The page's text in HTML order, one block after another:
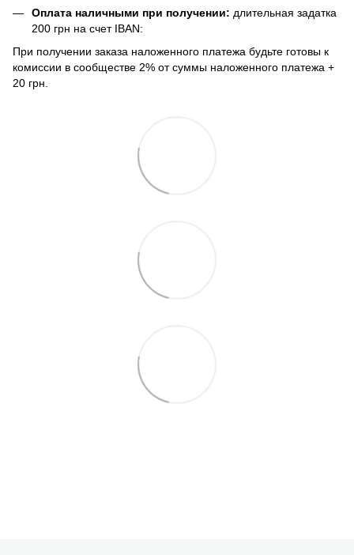
Оплата наличными при получении: длительная задатка
200 грн на счет IBAN:
При получении заказа наложенного платежа будьте готовы к
комиссии в сообществе 2% от суммы наложенного платежа +
20 грн.